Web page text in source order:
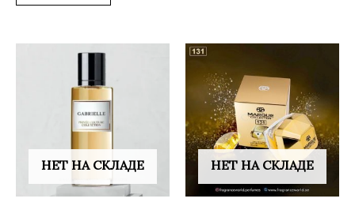
НЕТ НА СКЛАДЕ НЕТ НА СКЛАДЕ